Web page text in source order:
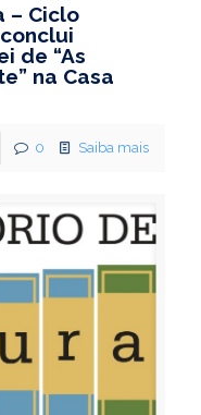
– Ciclo
de “As
na Casa
0 Saiba mais